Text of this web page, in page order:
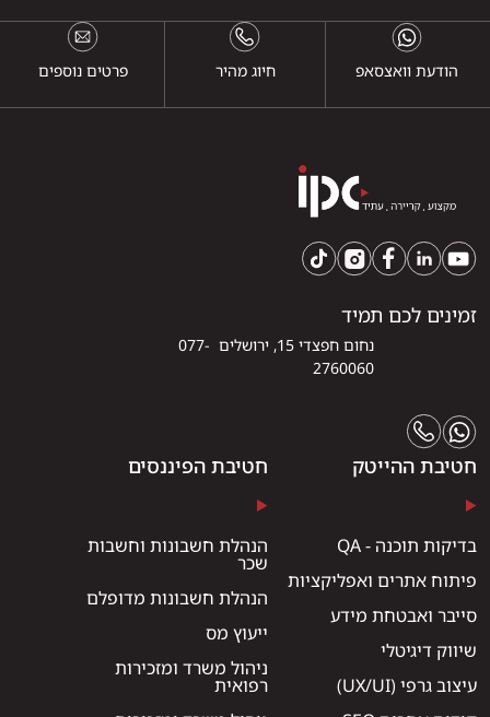
הודעת וואצסאפ חיוג מהיר פרטים נוספים
זמינים לכם תמיד
נחום חפצדי 15, ירושלים 077-
2760060
חטיבת ההייטק
בדיקות תוכנה - QA
פיתוח אתרים ואפליקציות
סייבר ואבטחת מידע
שיווק דיגיטלי
עיצוב גרפי (UX/UI)
חטיבת הפיננסים
הנהלת חשבונות וחשבות
שכר
הנהלת חשבונות מדופלם
ייעוץ מס
ניהול משרד ומזכירות
רפואית